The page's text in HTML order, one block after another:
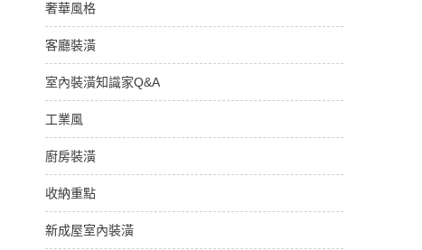
奢華風格
客廳裝潢
室內裝潢知識家Q&A
工業風
廚房裝潢
收納重點
新成屋室內裝潢